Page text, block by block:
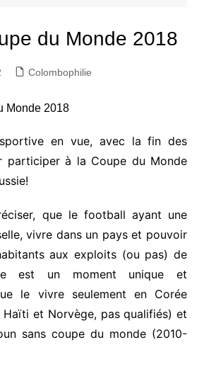
du Monde 2018
Colombophilie
sportive en vue, avec la fin des
participer à la Coupe du Monde
que le football ayant une
vivre dans un pays et pouvoir
aux exploits (ou pas) de
est un moment unique et
le vivre seulement en Corée
Haïti et Norvège, pas qualifiés) et
sans coupe du monde (2010-